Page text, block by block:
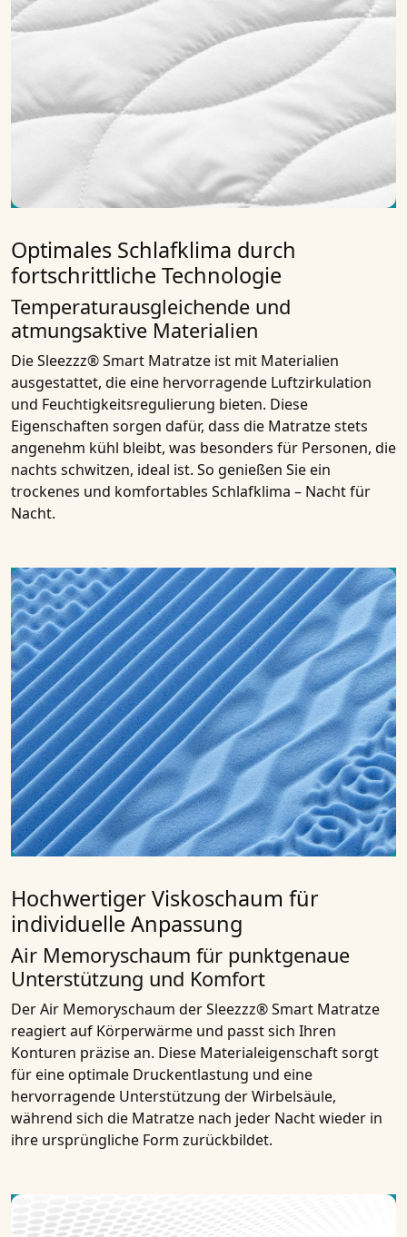
Optimales Schlafklima durch
fortschrittliche Technologie
Temperaturausgleichende und
atmungsaktive Materialien
Die Sleezzz® Smart Matratze ist mit Materialien
ausgestattet, die eine hervorragende Luftzirkulation
und Feuchtigkeitsregulierung bieten. Diese
Eigenschaften sorgen dafür, dass die Matratze stets
angenehm kühl bleibt, was besonders für Personen, die
nachts schwitzen, ideal ist. So genießen Sie ein
trockenes und komfortables Schlafklima – Nacht für
Nacht.
Hochwertiger Viskoschaum für
individuelle Anpassung
Air Memoryschaum für punktgenaue
Unterstützung und Komfort
Der Air Memoryschaum der Sleezzz® Smart Matratze
reagiert auf Körperwärme und passt sich Ihren
Konturen präzise an. Diese Materialeigenschaft sorgt
für eine optimale Druckentlastung und eine
hervorragende Unterstützung der Wirbelsäule,
während sich die Matratze nach jeder Nacht wieder in
ihre ursprüngliche Form zurückbildet.